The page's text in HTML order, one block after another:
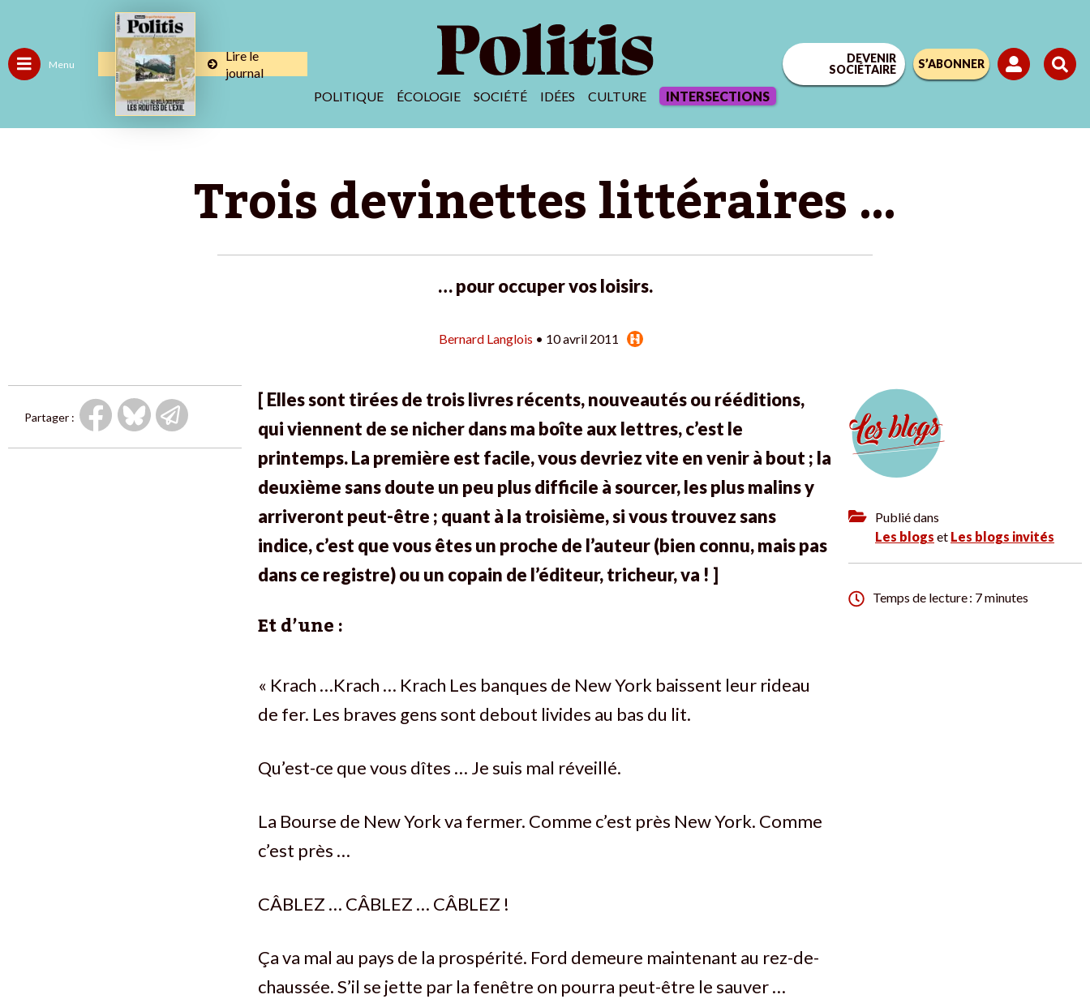
Menu
Lire le
journal
POLITIQUE
ÉCOLOGIE SOCIÉTÉ IDÉES CULTURE INTERSECTIONS
DEVENIR
SOCIÉTAIRE
S’ABONNER
Trois devinettes littéraires …
… pour occuper vos loisirs.
Bernard Langlois • 10 avril 2011
Partager :
[ Elles sont tirées de trois livres récents, nouveautés ou rééditions,
qui viennent de se nicher dans ma boîte aux lettres, c’est le
printemps. La première est facile, vous devriez vite en venir à bout ; la
deuxième sans doute un peu plus difficile à sourcer, les plus malins y
arriveront peut-être ; quant à la troisième, si vous trouvez sans
indice, c’est que vous êtes un proche de l’auteur (bien connu, mais pas
dans ce registre) ou un copain de l’éditeur, tricheur, va ! ]
Et d’une :
« Krach …Krach … Krach Les banques de New York baissent leur rideau
de fer. Les braves gens sont debout livides au bas du lit.
Qu’est-ce que vous dîtes … Je suis mal réveillé.
La Bourse de New York va fermer. Comme c’est près New York. Comme
c’est près …
CÂBLEZ … CÂBLEZ … CÂBLEZ !
Ça va mal au pays de la prospérité. Ford demeure maintenant au rez-de-
chaussée. S’il se jette par la fenêtre on pourra peut-être le sauver …
Publié dans
Les blogs et Les blogs invités
Temps de lecture : 7 minutes